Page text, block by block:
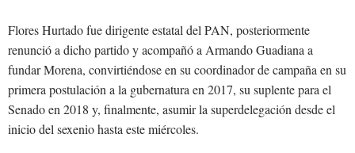
Flores Hurtado fue dirigente estatal del PAN, posteriormente
renunció a dicho partido y acompañó a Armando Guadiana a
fundar Morena, convirtiéndose en su coordinador de campaña en su
primera postulación a la gubernatura en 2017, su suplente para el
Senado en 2018 y, finalmente, asumir la superdelegación desde el
inicio del sexenio hasta este miércoles.